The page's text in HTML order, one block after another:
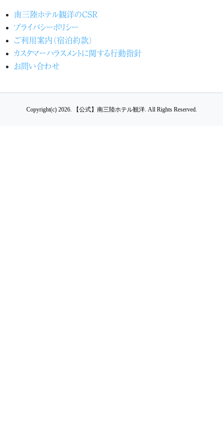
南三陸ホテル観洋のCSR
プライバシーポリシー
ご利用案内（宿泊約款）
カスタマーハラスメントに関する行動指針
お問い合わせ
Copyright(c) 2026. 【公式】南三陸ホテル観洋. All Rights Reserved.